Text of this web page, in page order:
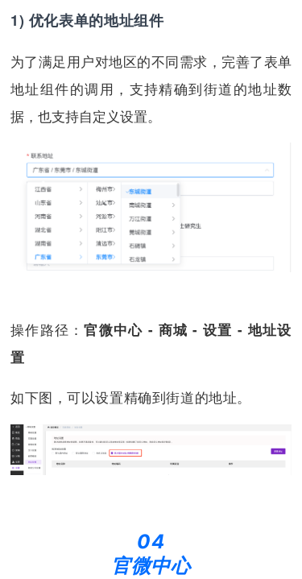
1) 优化表单的地址组件
为了满足用户对地区的不同需求，完善了表单
地址组件的调用，支持精确到街道的地址数
据，也支持自定义设置。
操作路径：官微中心 - 商城 - 设置 - 地址设
置
如下图，可以设置精确到街道的地址。
04
官微中心